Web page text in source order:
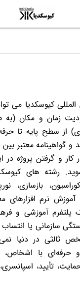
کیوسکدیا می
زمان و مکان (به
از سطح پایه تا
و گواهینامه معتبر بین
کار و گرفتن پروژه در
رشته های
بازسازی،
نرم
پلتفرم آموزشی و
سازمانی یا
ثالثی در دنیا
حرفه‌ای با اشخاص،
تأیید،